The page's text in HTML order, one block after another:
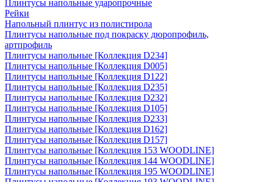
Плинтусы напольные ударопрочные
Рейки
Напольный плинтус из полистирола
Плинтусы напольные под покраску дюропрофиль,
артпрофиль
Плинтусы напольные [Коллекция D234]
Плинтусы напольные [Коллекция D005]
Плинтусы напольные [Коллекция D122]
Плинтусы напольные [Коллекция D235]
Плинтусы напольные [Коллекция D232]
Плинтусы напольные [Коллекция D105]
Плинтусы напольные [Коллекция D233]
Плинтусы напольные [Коллекция D162]
Плинтусы напольные [Коллекция D157]
Плинтусы напольные [Коллекция 153 WOODLINE]
Плинтусы напольные [Коллекция 144 WOODLINE]
Плинтусы напольные [Коллекция 195 WOODLINE]